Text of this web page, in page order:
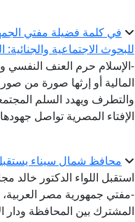
في كلمة فضيلة مفتي
للبحوث الاجتماعية
-الإسلام حرم العنف النفسي
المالية أو إرثها صورة من
والتطرف ويهدد السلم
الإفتاء المصرية تواصل
محافظ شمال سيناء
استقبل اللواء الدكتور خالد
-مفتي جمهورية مصر العربية،
المشترك بين المحافظة ودار